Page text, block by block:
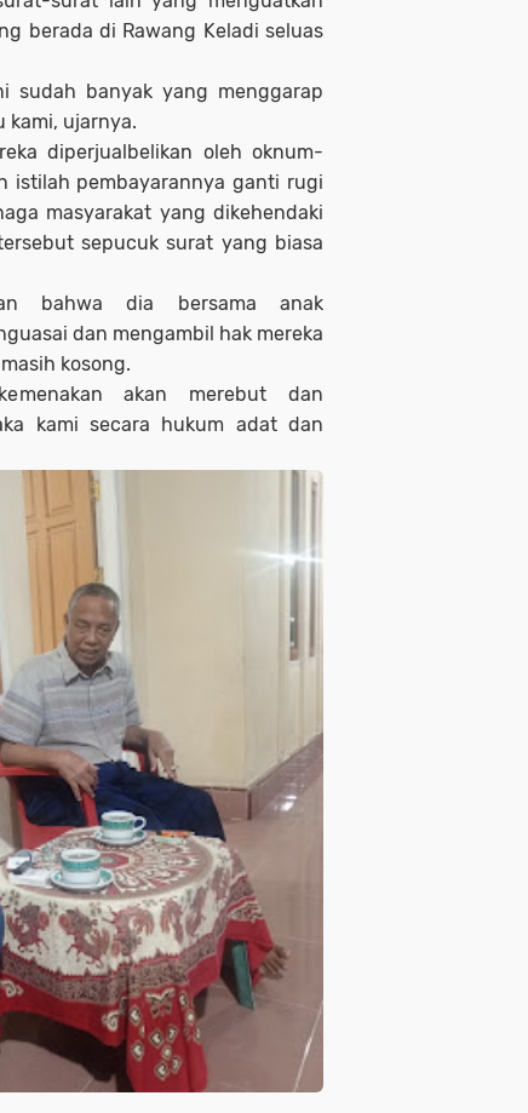
berada di Rawang Keladi seluas
sudah banyak yang menggarap
kami, ujarnya.
diperjualbelikan oleh oknum-
istilah pembayarannya ganti rugi
masyarakat yang dikehendaki
sepucuk surat yang biasa
bahwa dia bersama anak
dan mengambil hak mereka
kosong.
akan merebut dan
kami secara hukum adat dan